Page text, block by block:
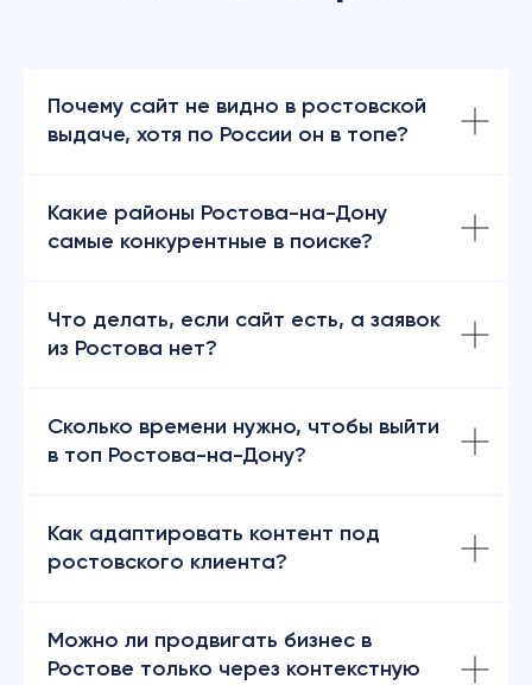
Почему сайт не видно в ростовской
выдаче, хотя по России он в топе?
Какие районы Ростова-на-Дону
самые конкурентные в поиске?
Что делать, если сайт есть, а заявок
из Ростова нет?
Сколько времени нужно, чтобы выйти
в топ Ростова-на-Дону?
Как адаптировать контент под
ростовского клиента?
Можно ли продвигать бизнес в
Ростове только через контекстную